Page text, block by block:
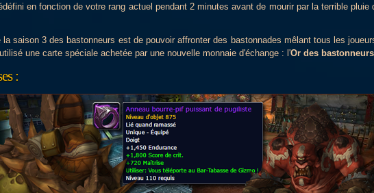
en fonction de votre rang actuel pendant 2 minutes avant de mourir par la terrible pluie
la saison 3 des bastonneurs est de pouvoir affronter des bastonnades mêlant tous les
une carte spéciale achetée par une nouvelle monnaie d'échange : l'Or des bastonneurs
: